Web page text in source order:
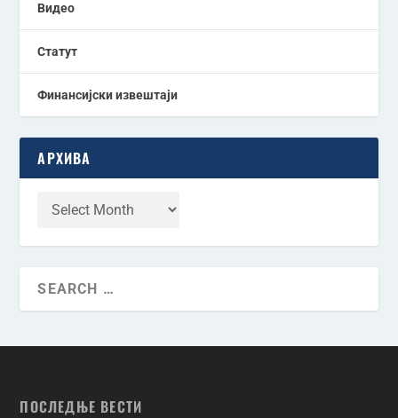
Видео
Статут
Финансијски извештаји
АРХИВА
ПОСЛЕДЊЕ ВЕСТИ